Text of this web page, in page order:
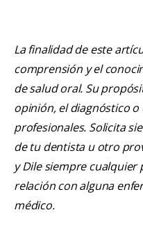
La finalidad de este
comprensión y el
de salud oral. Su
opinión, el diagnóstico
profesionales. Solicita
de tu dentista u otro
y Dile siempre
relación con alguna
médico.